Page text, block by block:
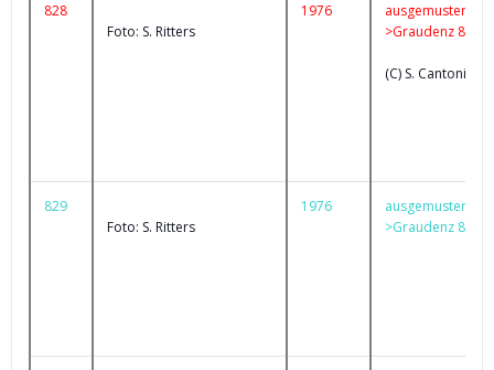
828
Foto: S. Ritters
1976
ausgemustert
>Graudenz 81
(C) S. Cantoni
829
Foto: S. Ritters
1976
ausgemustert
>Graudenz 80